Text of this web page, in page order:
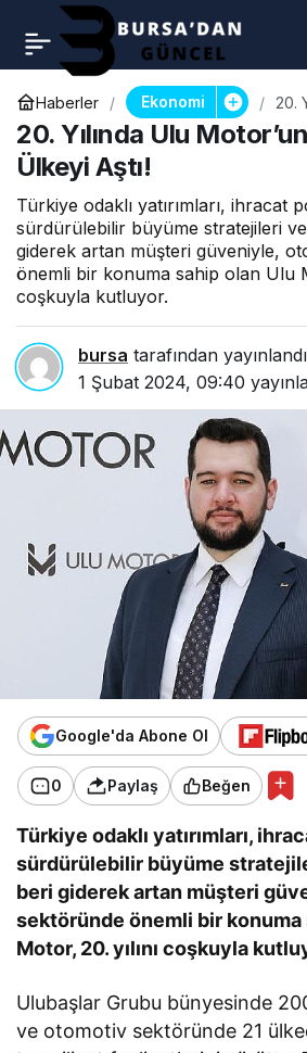
Haberler Ekonomi
20.
20. Yılında Ulu
Ülkeyi Aştı!
Türkiye odaklı yatırımları, ihracat
sürdürülebilir büyüme stratejileri
giderek artan müşteri güveniyle,
önemli bir konuma sahip olan Ulu
coşkuyla kutluyor.
bursa tarafından yayınlandı
1 Şubat 2024, 09:40
Google'da Abone Ol
0 Paylaş Beğen
Türkiye odaklı yatırımları,
sürdürülebilir büyüme
beri giderek artan müşteri
sektöründe önemli bir konuma
Motor, 20. yılını coşkuyla
Ulubaşlar Grubu bünyesinde
ve otomotiv sektöründe 21